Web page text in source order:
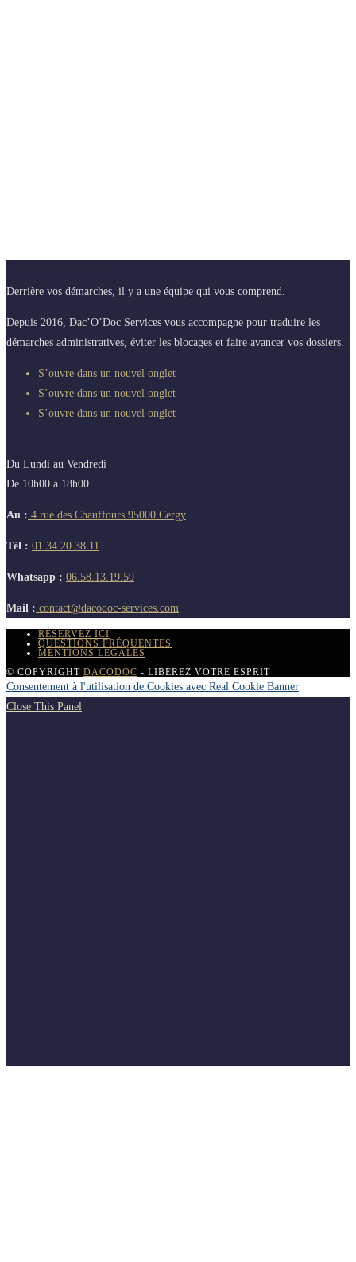
Derrière vos démarches, il y a une équipe qui vous comprend.
Depuis 2016, Dac’O’Doc Services vous accompagne pour traduire les
démarches administratives, éviter les blocages et faire avancer vos dossiers.
S’ouvre dans un nouvel onglet
S’ouvre dans un nouvel onglet
S’ouvre dans un nouvel onglet
Du Lundi au Vendredi
De 10h00 à 18h00
Au : 4 rue des Chauffours 95000 Cergy
Tél : 01.34.20.38.11
Whatsapp : 06.58.13.19.59
Mail : contact@dacodoc-services.com
RÉSERVEZ ICI
QUESTIONS FRÉQUENTES
MENTIONS LÉGALES
© COPYRIGHT DACODOC - LIBÉREZ VOTRE ESPRIT
Consentement à l'utilisation de Cookies avec Real Cookie Banner
Close This Panel